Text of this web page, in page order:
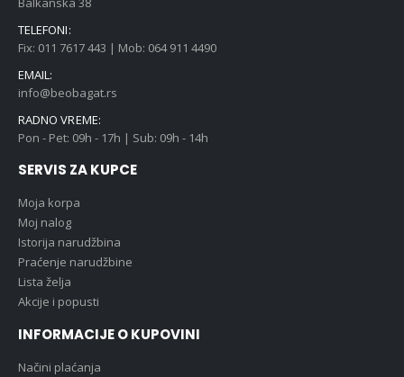
TELEFONI:
Fix: 011 7617 443 | Mob: 064 911 4490
EMAIL:
info@beobagat.rs
RADNO VREME:
Pon - Pet: 09h - 17h | Sub: 09h - 14h
SERVIS ZA KUPCE
Moja korpa
Moj nalog
Istorija narudžbina
Praćenje narudžbine
Lista želja
Akcije i popusti
INFORMACIJE O KUPOVINI
Načini plaćanja